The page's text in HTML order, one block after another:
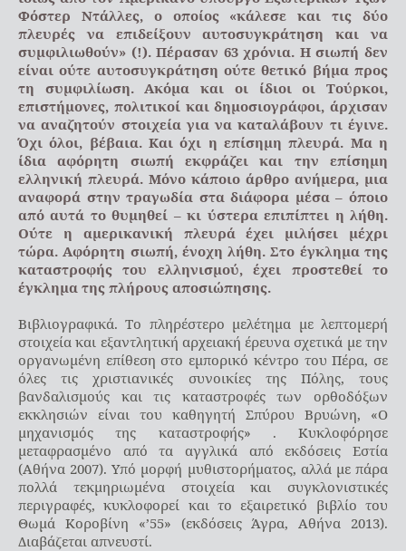
Φόστερ Ντάλλες, ο οποίος «κάλεσε και τις δύο
πλευρές να επιδείξουν αυτοσυγκράτηση και να
συμφιλιωθούν» (!). Πέρασαν 63 χρόνια. Η σιωπή δεν
είναι ούτε αυτοσυγκράτηση ούτε θετικό βήμα προς
τη συμφιλίωση. Ακόμα και οι ίδιοι οι Τούρκοι,
επιστήμονες, πολιτικοί και δημοσιογράφοι, άρχισαν
να αναζητούν στοιχεία για να καταλάβουν τι έγινε.
Όχι όλοι, βέβαια. Και όχι η επίσημη πλευρά. Μα η
ίδια αφόρητη σιωπή εκφράζει και την επίσημη
ελληνική πλευρά. Μόνο κάποιο άρθρο ανήμερα, μια
αναφορά στην τραγωδία στα διάφορα μέσα – όποιο
από αυτά το θυμηθεί – κι ύστερα επιπίπτει η λήθη.
Ούτε η αμερικανική πλευρά έχει μιλήσει μέχρι
τώρα. Αφόρητη σιωπή, ένοχη λήθη. Στο έγκλημα της
καταστροφής του ελληνισμού, έχει προστεθεί το
έγκλημα της πλήρους αποσιώπησης.
Βιβλιογραφικά. Το πληρέστερο μελέτημα με λεπτομερή
στοιχεία και εξαντλητική αρχειακή έρευνα σχετικά με την
οργανωμένη επίθεση στο εμπορικό κέντρο του Πέρα, σε
όλες τις χριστιανικές συνοικίες της Πόλης, τους
βανδαλισμούς και τις καταστροφές των ορθοδόξων
εκκλησιών είναι του καθηγητή Σπύρου Βρυώνη, «Ο
μηχανισμός της καταστροφής» . Κυκλοφόρησε
μεταφρασμένο από τα αγγλικά από εκδόσεις Εστία
(Αθήνα 2007). Υπό μορφή μυθιστορήματος, αλλά με πάρα
πολλά τεκμηριωμένα στοιχεία και συγκλονιστικές
περιγραφές, κυκλοφορεί και το εξαιρετικό βιβλίο του
Θωμά Κοροβίνη «’55» (εκδόσεις Άγρα, Αθήνα 2013).
Διαβάζεται απνευστί.